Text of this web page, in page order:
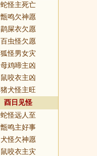
蛇怪主死亡
甑鸣欠神愿
鹋屎衣欠愿
百虫怪欠愿
狐怪男女灾
母鸡啼主凶
鼠咬衣主凶
猪犬怪主旺
酉日见怪
蛇怪远人至
甑鸣主好事
犬怪欠神愿
鼠咬衣主灾